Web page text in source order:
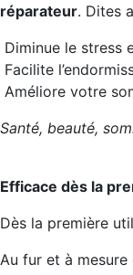
réparateur. Dites
Diminue le stress
Facilite
Améliore votre
Santé, beauté,
Efficace dès la
Dès la première
Au fur et à mesure